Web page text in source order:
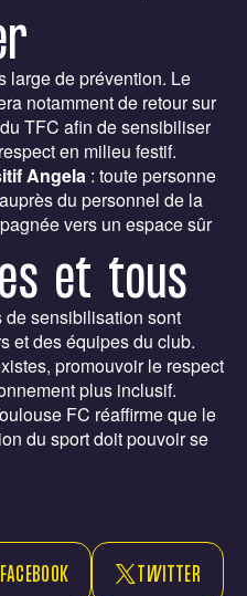
large de prévention. Le
notamment de retour sur
TFC afin de sensibiliser
en milieu festif.
Angela : toute personne
du personnel de la
vers un espace sûr
et tous
sensibilisation sont
et des équipes du club.
promouvoir le respect
plus inclusif.
FC réaffirme que le
du sport doit pouvoir se
FACEBOOK TWITTER